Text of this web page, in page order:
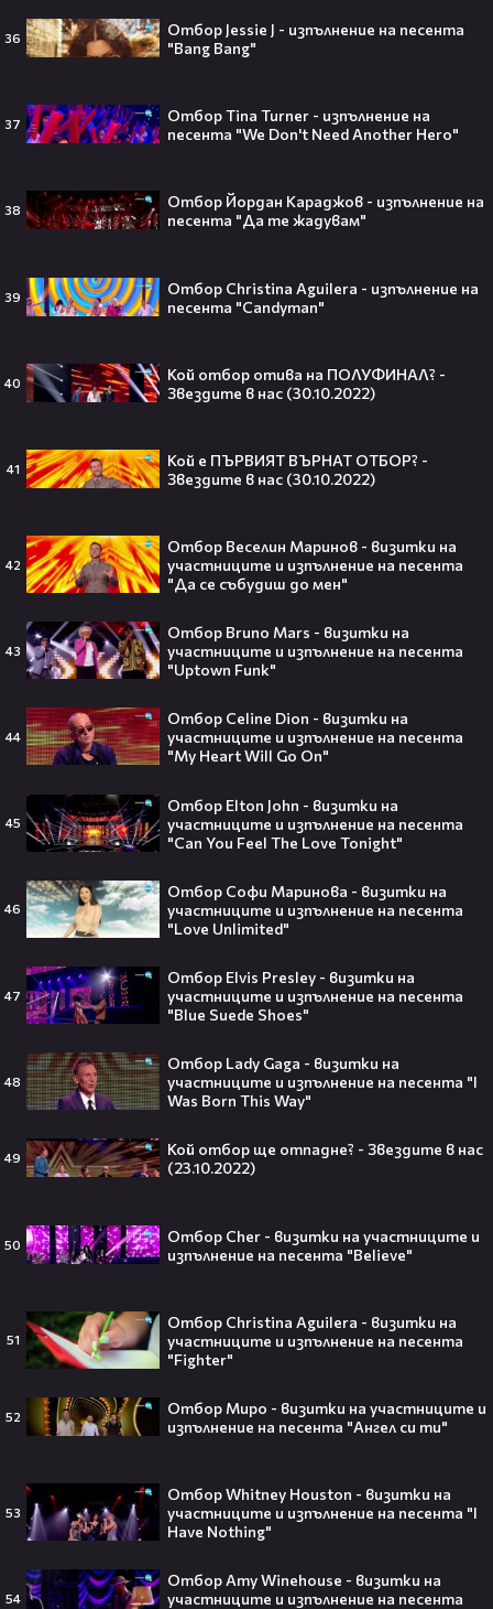
36
Отбор Jessie J - изпълнение на песента
"Bang Bang"
37
Отбор Tina Turner - изпълнение на
песента "We Don't Need Another Hero"
38
Отбор Йордан Караджов - изпълнение на
песента "Да те жадувам"
39
Отбор Christina Aguilera - изпълнение на
песента "Candyman"
40
Кой отбор отива на ПОЛУФИНАЛ? -
Звездите в нас (30.10.2022)
41
Кой е ПЪРВИЯТ ВЪРНАТ ОТБОР? -
Звездите в нас (30.10.2022)
42
Отбор Веселин Маринов - визитки на
участниците и изпълнение на песента
"Да се събудиш до мен"
43
Отбор Bruno Mars - визитки на
участниците и изпълнение на песента
"Uptown Funk"
44
Отбор Celine Dion - визитки на
участниците и изпълнение на песента
"My Heart Will Go On"
45
Отбор Elton John - визитки на
участниците и изпълнение на песента
"Can You Feel The Love Tonight"
46
Отбор Софи Маринова - визитки на
участниците и изпълнение на песента
"Love Unlimited"
47
Отбор Elvis Presley - визитки на
участниците и изпълнение на песента
"Blue Suede Shoes"
48
Отбор Lady Gaga - визитки на
участниците и изпълнение на песента "I
Was Born This Way"
49
Кой отбор ще отпадне? - Звездите в нас
(23.10.2022)
50
Отбор Cher - визитки на участниците и
изпълнение на песента "Believe"
51
Отбор Christina Aguilera - визитки на
участниците и изпълнение на песента
"Fighter"
52
Отбор Миро - визитки на участниците и
изпълнение на песента "Ангел си ти"
53
Отбор Whitney Houston - визитки на
участниците и изпълнение на песента "I
Have Nothing"
54
Отбор Amy Winehouse - визитки на
участниците и изпълнение на песента
Кой съсипа Фантастичната
проговаря десетилетие по-късно
🎬👀💥
Селена Гомес празнува рождения
Джон Сина сподели 4 неща, които
могат да съсипят всяко GenZ:
Изследовател на НЛО: "САЩ
притежават технология за
телепортация!"😯💥
Трагедия разтърси Холивуд:
Младата звезда от „Годзила
срещу Конг“ си отиде на 18🕊️
покори света на 19 — историята
на новия символ във футбола🤩⚽
Кристофър Нолън? Най-
странното решение във филма
всъщност има логика
Съдията отложи сливането на
милиарда долара!😯💥
Любов или скандал? Карди Би и
Мадука Окойе разпалиха